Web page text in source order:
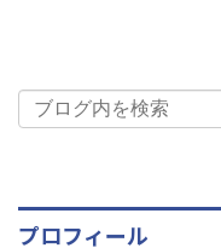
プロフィール